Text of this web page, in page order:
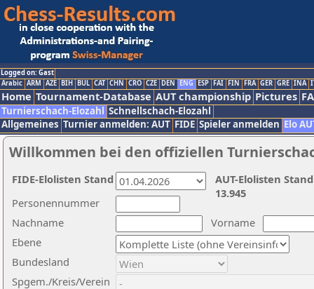
Logged on: Gast
Arabic ARM AZE BIH BUL CAT CHN CRO CZE DEN ENG ESP FAI FIN FRA GER GRE INA
Home Tournament-Database AUT championship Pictures
Turnierschach-Elozahl Schnellschach-Elozahl
Allgemeines Turnier anmelden: AUT FIDE Spieler anmelden Elo
Willkommen bei den offiziellen
Nachname
Vorname
Ebene
Personennummer
Bundesland
Spgem./Kreis/Verein
AUT-Elolisten
13.945
FIDE-Elolisten Stand